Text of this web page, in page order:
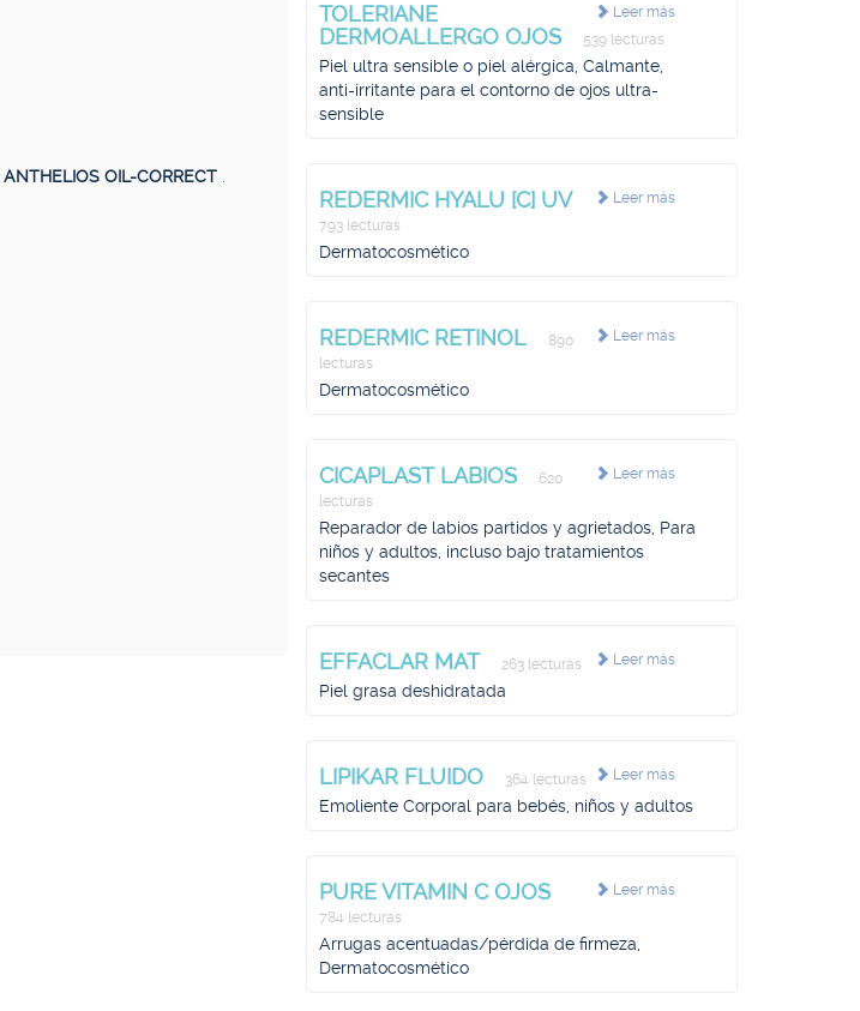
ANTHELIOS OIL-CORRECT
Leer más
TOLERIANE
DERMOALLERGO OJOS
539 lecturas
Piel ultra sensible o piel alérgica, Calmante,
anti-irritante para el contorno de ojos ultra-
sensible
Leer más
REDERMIC HYALU [C] UV
793 lecturas
Dermatocosmético
Leer más
REDERMIC RETINOL
890
lecturas
Dermatocosmético
Leer más
CICAPLAST LABIOS
620
lecturas
Reparador de labios partidos y agrietados, Para
niños y adultos, incluso bajo tratamientos
secantes
Leer más
EFFACLAR MAT 263 lecturas
Piel grasa deshidratada
Leer más
LIPIKAR FLUIDO 364 lecturas
Emoliente Corporal para bebés, niños y adultos
Leer más
PURE VITAMIN C OJOS
784 lecturas
Arrugas acentuadas/pérdida de firmeza,
Dermatocosmético